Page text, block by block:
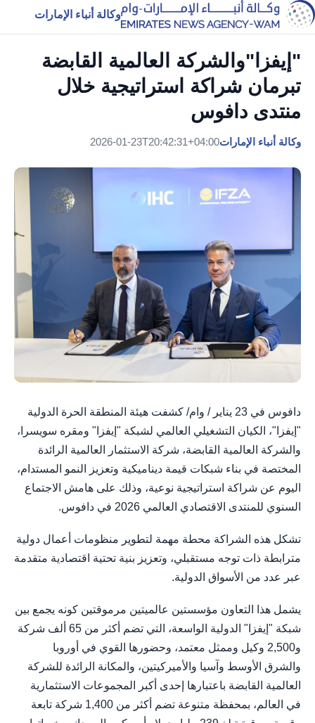
وكالة أنباء الإمارات
"إيفزا"والشركة العالمية القابضة
تبرمان شراكة استراتيجية خلال
منتدى دافوس
وكالة أنباء الإمارات2026-01-23T20:42:31+04:00
دافوس في 23 يناير / وام/ كشفت هيئة المنطقة الحرة الدولية
"إيفزا"، الكيان التشغيلي العالمي لشبكة "إيفزا" ومقره سويسرا،
والشركة العالمية القابضة، شركة الاستثمار العالمية الرائدة
المختصة في بناء شبكات قيمة ديناميكية وتعزيز النمو المستدام،
اليوم عن شراكة استراتيجية نوعية، وذلك على هامش الاجتماع
السنوي للمنتدى الاقتصادي العالمي 2026 في دافوس.
تشكل هذه الشراكة محطة مهمة لتطوير منظومات أعمال دولية
مترابطة ذات توجه مستقبلي، وتعزيز بنية تحتية اقتصادية متقدمة
عبر عدد من الأسواق الدولية.
يشمل هذا التعاون مؤسستين عالميتين مرموقتين كونه يجمع بين
شبكة "إيفزا" الدولية الواسعة، التي تضم أكثر من 65 ألف شركة
و2,500 وكيل وممثل معتمد، وحضورها القوي في أوروبا
والشرق الأوسط وآسيا والأميركيتين، والمكانة الرائدة للشركة
العالمية القابضة باعتبارها إحدى أكبر المجموعات الاستثمارية
في العالم، بمحفظة متنوعة تضم أكثر من 1,400 شركة تابعة